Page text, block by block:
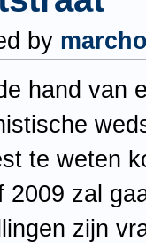
by
hand van
te weten
2009 zal
zijn